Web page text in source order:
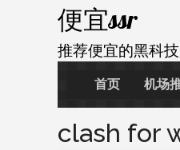
跳
至
内
容
便宜ssr
推荐便宜的黑科
首页 机场
clash for